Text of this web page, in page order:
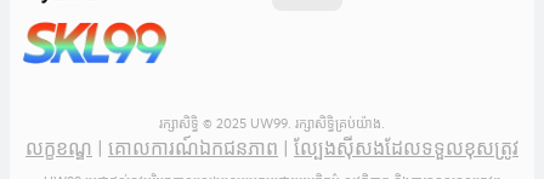
រក្សាសិទ្ធិ © 2025 UW99. រក្សាសិទ្ធិគ្រប់យ៉ាង.
លក្ខខណ្ឌ គោលការណ៍ឯកជនភាព ល្បែងស៊ីសងដែលទទួលខុសត្រូវ